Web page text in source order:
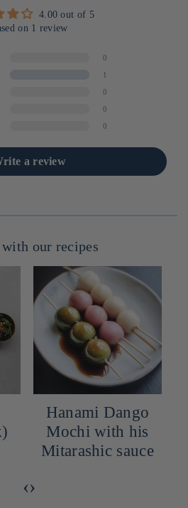
4.00 out of 5
on 1 review
0
1
0
0
0
a review
with our recipes
Hanami Dango
Mochi with his
Mitarashic sauce
‹›